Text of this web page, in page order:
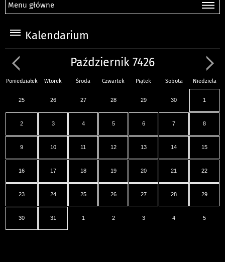
Menu główne
Kalendarium
Październik 7426
Poniedziałek Wtorek Środa Czwartek Piątek Sobota Niedziela
25 26 27 28 29 30 1
2 3 4 5 6 7 8
9 10 11 12 13 14 15
16 17 18 19 20 21 22
23 24 25 26 27 28 29
30 31 1 2 3 4 5